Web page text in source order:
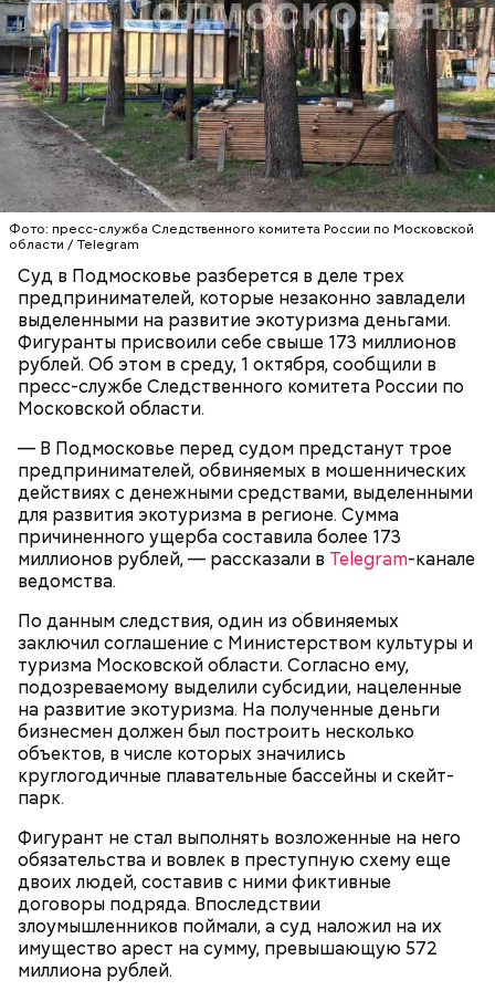
Фото: пресс-служба Следственного комитета России по Московской
области / Telegram
Суд в Подмосковье разберется в деле трех
предпринимателей, которые незаконно завладели
выделенными на развитие экотуризма деньгами.
Фигуранты присвоили себе свыше 173 миллионов
рублей. Об этом в среду, 1 октября, сообщили в
пресс-службе Следственного комитета России по
Московской области.
— В Подмосковье перед судом предстанут трое
предпринимателей, обвиняемых в мошеннических
действиях с денежными средствами, выделенными
для развития экотуризма в регионе. Сумма
причиненного ущерба составила более 173
миллионов рублей, — рассказали в Telegram-канале
ведомства.
По данным следствия, один из обвиняемых
заключил соглашение с Министерством культуры и
туризма Московской области. Согласно ему,
подозреваемому выделили субсидии, нацеленные
на развитие экотуризма. На полученные деньги
бизнесмен должен был построить несколько
объектов, в числе которых значились
круглогодичные плавательные бассейны и скейт-
парк.
Фигурант не стал выполнять возложенные на него
обязательства и вовлек в преступную схему еще
двоих людей, составив с ними фиктивные
договоры подряда. Впоследствии
злоумышленников поймали, а суд наложил на их
имущество арест на сумму, превышающую 572
миллиона рублей.
Родственники обналичивали деньги и возвращали
их Гасанову. А чтобы пользоваться деньгами и не
вызвать подозрений у налоговой, Гасанов либо
распределял их между еще несколькими счетами,
либопокупал на них квартиры.
Блогеру грозило до семи лет лишения свободы.
Реакция Гасанова на расследование
— Мы съездили за витаминами, вернулись обратно,
поднялись домой. У него ухудшилось самочувствие
через сутки... Его увезли в больницу,
реанимировали, и там он скончался, — рассказывал
Миссюра на допросе.
Play
Video
Видео: пресс-служба ГСУ СК по Московской области
Тогда медики не смогли установить точную
причину смерти Константина. Подозрения
родителей погибшего юноши пали на Миссюру, но
доказать его причастность к кончине их сына не
удалось. Когда же подозреваемого задержали, он
заявил, что ничего не подсыпал в морс и утверждал,
что яд могли добавить в бутылку некие
недоброжелатели.
не планировал убиватьбабушку. Он хотел, чтобы
женщина загремела в больницу, а у него появилась
возможность украсть из ее квартиры дорогие
украшения. Примечательно, что незадолго до
смерти пенсионерки внук занял у нее полмиллиона
рублей.